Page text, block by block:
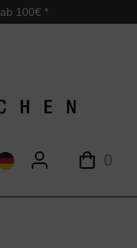
ab 100€ *
0